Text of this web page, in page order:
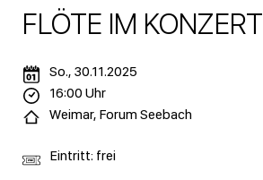
FLÖTE IM KONZERT
So., 30.11.2025
16:00 Uhr
Weimar, Forum Seebach
Eintritt: frei